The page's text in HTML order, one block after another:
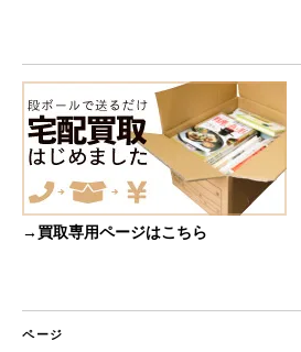
→買取専用ページはこちら
ページ